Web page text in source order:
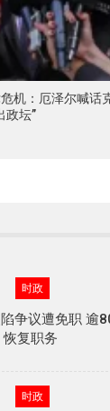
机：厄泽尔喊话
政坛”
时政
争议遭免职 逾
恢复职务
时政